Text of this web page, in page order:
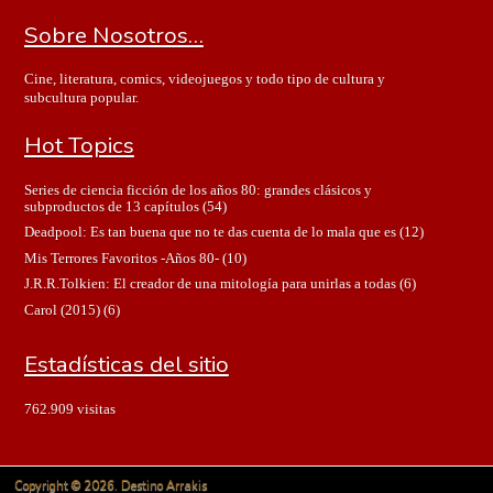
Sobre Nosotros…
Cine, literatura, comics, videojuegos y todo tipo de cultura y
subcultura popular.
Hot Topics
Series de ciencia ficción de los años 80: grandes clásicos y
subproductos de 13 capítulos(54)
Deadpool: Es tan buena que no te das cuenta de lo mala que es(12)
Mis Terrores Favoritos -Años 80-(10)
J.R.R.Tolkien: El creador de una mitología para unirlas a todas(6)
Carol (2015)(6)
Estadísticas del sitio
762.909 visitas
Copyright © 2026. Destino Arrakis